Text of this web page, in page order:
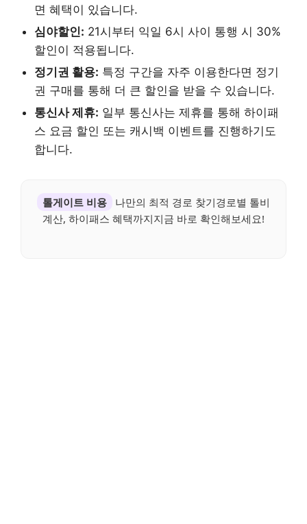
면 혜택이 있습니다.
심야할인: 21시부터 익일 6시 사이 통행 시 30%
할인이 적용됩니다.
정기권 활용: 특정 구간을 자주 이용한다면 정기
권 구매를 통해 더 큰 할인을 받을 수 있습니다.
통신사 제휴: 일부 통신사는 제휴를 통해 하이패
스 요금 할인 또는 캐시백 이벤트를 진행하기도
합니다.
톨게이트 비용
나만의 최적 경로 찾기경로별 톨비
계산, 하이패스 혜택까지지금 바로 확인해보세요!